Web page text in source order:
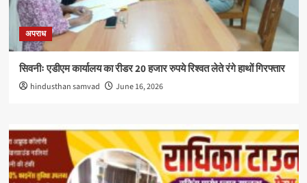
अपराध
सिवनीः एडीएम कार्यालय का रीडर 20 हजार रुपये रिश्वत लेते रंगे हाथों गिरफ्तार
hindusthan samvad June 16, 2026